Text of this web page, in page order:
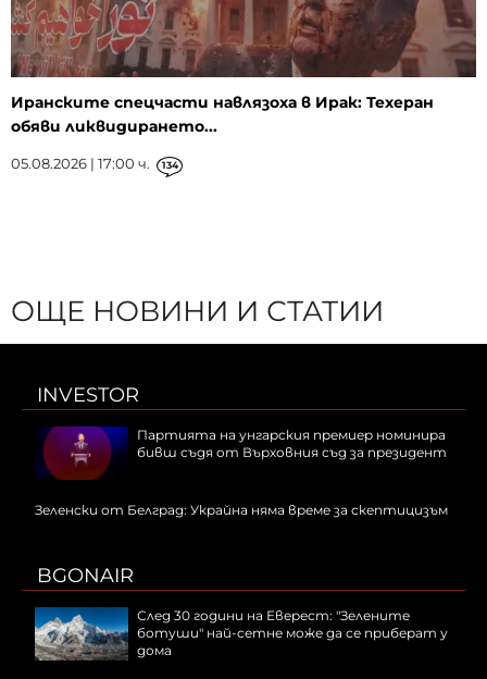
Иранските спецчасти навлязоха в Ирак: Техеран
обяви ликвидирането...
05.08.2026 | 17:00 ч. 134
ОЩЕ НОВИНИ И СТАТИИ
INVESTOR
Партията на унгарския премиер номинира
бивш съдя от Върховния съд за президент
Зеленски от Белград: Украйна няма време за скептицизъм
BGONAIR
След 30 години на Еверест: "Зелените
ботуши" най-сетне може да се приберат у
дома